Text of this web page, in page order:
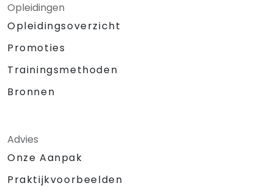
Opleidingen
Opleidingsoverzicht
Promoties
Trainingsmethoden
Bronnen
Advies
Onze Aanpak
Praktijkvoorbeelden